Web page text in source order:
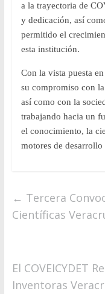
a la trayectoria de
y dedicación, así
permitido el
esta institución.
Con la vista puesta
su compromiso con
así como con la
trabajando hacia un
el conocimiento, la
motores de desarrollo
← Tercera
Científicas
El COVEICYDET
Inventoras